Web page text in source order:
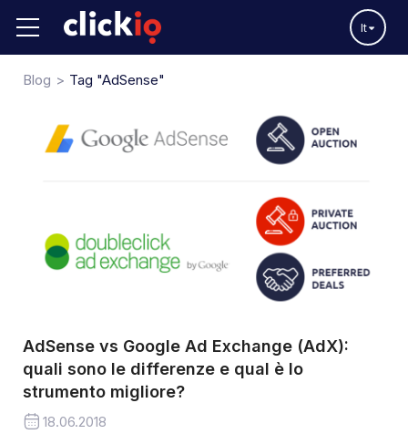
It
Blog Tag "AdSense"
AdSense vs Google Ad Exchange (AdX):
quali sono le differenze e qual è lo
strumento migliore?
18.06.2018